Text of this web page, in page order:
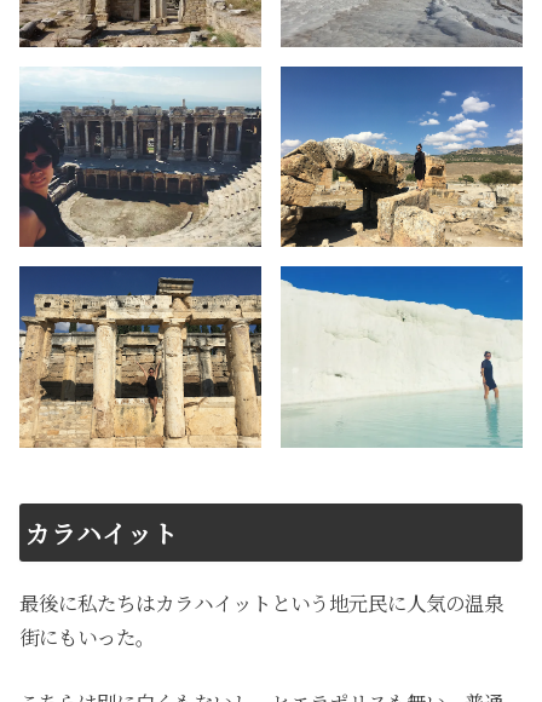
カラハイット
最後に私たちはカラハイットという地元民に人気の温泉
街にもいった。